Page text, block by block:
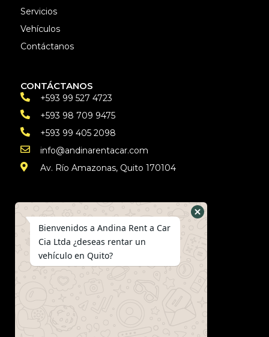
Servicios
Vehículos
Contáctanos
CONTÁCTANOS
+593 99 527 4723
+593 98 709 9475
+593 99 405 2098
info@andinarentacar.com
Av. Río Amazonas, Quito 170104
Seguros
Preguntas frecuentes
Políticas de privacidad
Bienvenidos a Andina Rent a Car
Cia Ltda ¿deseas rentar un
vehículo en Quito?